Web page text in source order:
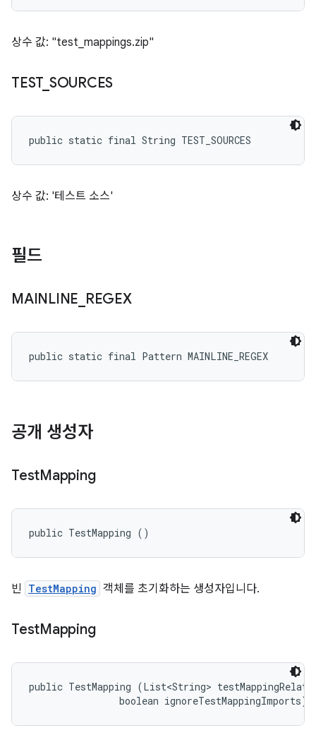
상수 값: "test_mappings.zip"
TEST_ SOURCES
public static final String TEST_SOURCES
상수 값: '테스트 소스'
필드
MAINLINE REGEX
public static final Pattern MAINLINE_REGEX
공개 생성자
TestMapping
public TestMapping ()
빈 TestMapping 객체를 초기화하는 생성자입니다.
TestMapping
public TestMapping (List<String>
                boolean ignoreTestMappingImports)